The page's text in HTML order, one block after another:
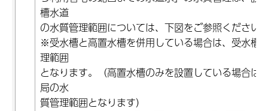
槽水道
の水質管理範囲については、下図をご参照ください
※受水槽と高置水槽を併用している場合は、受水槽
理範囲
となります。（高置水槽のみを設置している場合は
局の水
質管理範囲となります）